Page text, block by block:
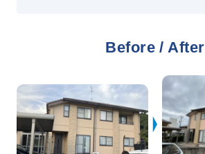
施工パートナー募集
プライバシーポリシー
コミュニティガイドライン
AIポリシー
Before / After